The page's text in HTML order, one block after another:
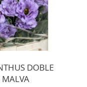
DOBLE
MALVA